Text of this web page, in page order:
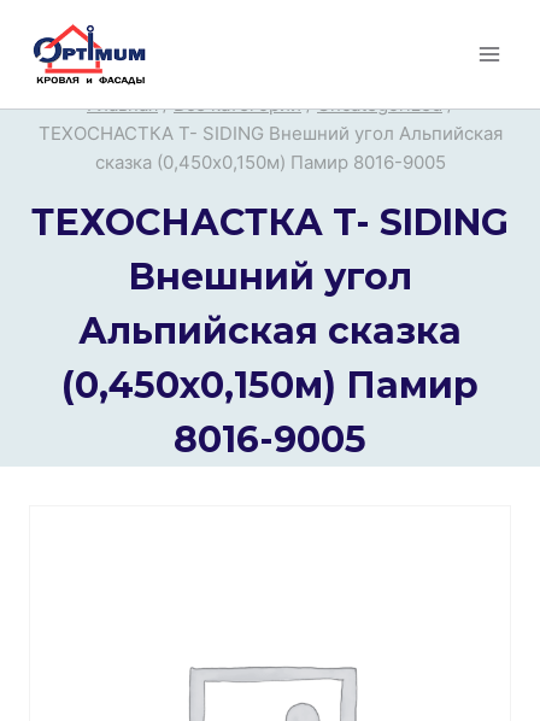
Перейти
Главная / Все категории / Uncategorized /
ТЕХОСНАСТКА T- SIDING Внешний угол Альпийская
сказка (0,450х0,150м) Памир 8016-9005
ТЕХОСНАСТКА T- SIDING
Внешний угол
Альпийская сказка
(0,450х0,150м) Памир
8016-9005